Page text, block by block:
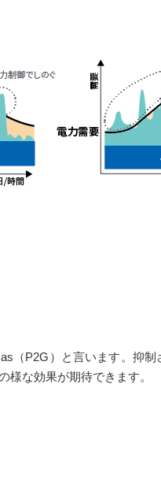
（P2G）と言います。抑
様な効果が期待できます。